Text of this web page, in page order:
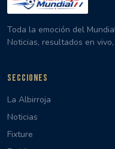
Toda la emoción del
Noticias, resultados en
SECCIONES
La Albirroja
Noticias
Fixture